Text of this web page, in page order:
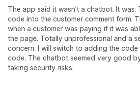
The app said it wasn't a chatbot. It was.
code into the customer comment form.
when a customer was paying if it was
the page. Totally unprofessional and a
concern. I will switch to adding the
code. The chatbot seemed very good
taking security risks.